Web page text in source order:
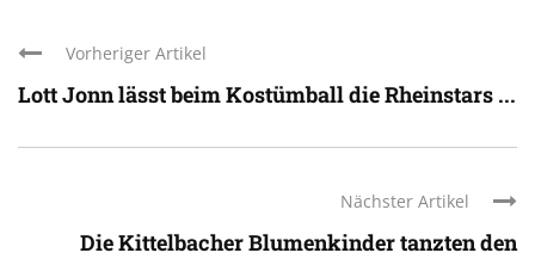
Vorheriger Artikel
Lott Jonn lässt beim Kostümball die Rheinstars ...
Nächster Artikel
Die Kittelbacher Blumenkinder tanzten den